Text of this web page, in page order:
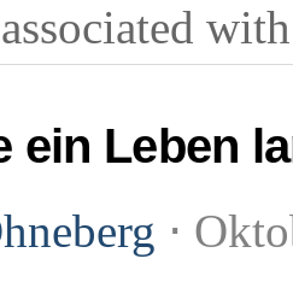
ein Leben
⋅